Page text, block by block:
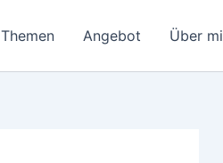
Themen Angebot Über